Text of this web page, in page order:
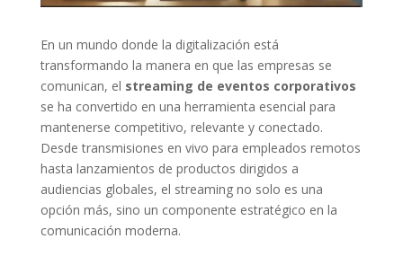
En un mundo donde la digitalización está
transformando la manera en que las empresas se
comunican, el streaming de eventos corporativos
se ha convertido en una herramienta esencial para
mantenerse competitivo, relevante y conectado.
Desde transmisiones en vivo para empleados remotos
hasta lanzamientos de productos dirigidos a
audiencias globales, el streaming no solo es una
opción más, sino un componente estratégico en la
comunicación moderna.